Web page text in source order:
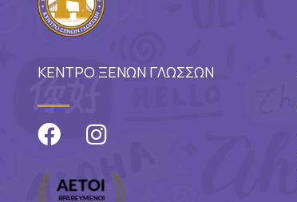
ΚΕΝΤΡΟ ΞΕΝΩΝ ΓΛΩΣΣΩΝ